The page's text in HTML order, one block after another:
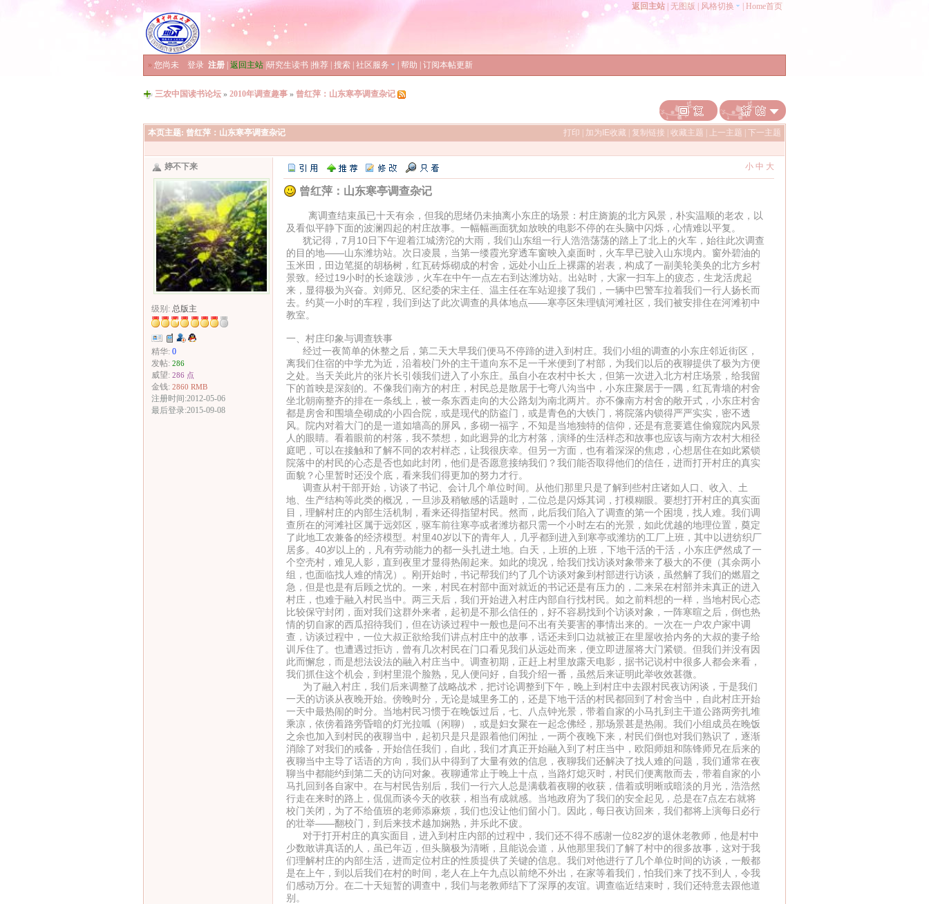
返回主站 无图版 风格切换 Home首页
» 您尚未 登录 注册 返回主站 研究生读书 推荐 搜索 社区服务 帮助 订阅本帖更新
三农中国读书论坛 » 2010年调查趣事 » 曾红萍：山东寒亭调查杂记
本页主题: 曾红萍：山东寒亭调查杂记 打印 | 加为IE收藏 | 复制链接 |收藏主题 | 上一主题 |下一主题
婷不下来
级别: 总版主
精华: 0
发帖: 286
威望: 286 点
金钱: 2860 RMB
注册时间:2012-05-06
最后登录:2015-09-08
小 中 大
曾红萍：山东寒亭调查杂记
离调查结束虽已十天有余，但我的思绪仍未抽离小东庄的场景：村庄旖旎的北方风景，朴实温顺的老农，以
及看似平静下面的波澜四起的村庄故事。一幅幅画面犹如放映的电影不停的在头脑中闪烁，心情难以平复。
犹记得，7月10日下午迎着江城滂沱的大雨，我们山东组一行人浩浩荡荡的踏上了北上的火车，始往此次调查
的目的地——山东潍坊站。次日凌晨，当第一缕霞光穿透车窗映入桌面时，火车早已驶入山东境内。窗外碧油的
玉米田，田边笔挺的胡杨树，红瓦砖烁砌成的村舍，远处小山丘上裸露的岩表，构成了一副美轮美奂的北方乡村
景致。经过19小时的长途跋涉，火车在中午一点左右到达潍坊站。出站时，大家一扫车上的疲态，生龙活虎起
来，显得极为兴奋。刘师兄、区纪委的宋主任、温主任在车站迎接了我们，一辆中巴警车拉着我们一行人扬长而
去。约莫一小时的车程，我们到达了此次调查的具体地点——寒亭区朱理镇河滩社区，我们被安排住在河滩初中
教室。
一、村庄印象与调查轶事
经过一夜简单的休整之后，第二天大早我们便马不停蹄的进入到村庄。我们小组的调查的小东庄邻近街区，
离我们住宿的中学尤为近，沿着校门外的主干道向东不足一千米便到了村部，为我们以后的夜聊提供了极为方便
之处。当天关此片的张片长引领我们进入了小东庄。虽自小在农村中长大，但第一次进入北方村庄场景，给我留
下的首映是深刻的。不像我们南方的村庄，村民总是散居于七弯八沟当中，小东庄聚居于一隅，红瓦青墙的村舍
坐北朝南整齐的排在一条线上，被一条东西走向的大公路划为南北两片。亦不像南方村舍的敞开式，小东庄村舍
都是房舍和围墙垒砌成的小四合院，或是现代的防盗门，或是青色的大铁门，将院落内锁得严严实实，密不透
风。院内对着大门的是一道如墙高的屏风，多砌一福字，不知是当地独特的信仰，还是有意要遮住偷窥院内风景
人的眼睛。看着眼前的村落，我不禁想，如此迥异的北方村落，演绎的生活样态和故事也应该与南方农村大相径
庭吧，可以在接触和了解不同的农村样态，让我很庆幸。但另一方面，也有着深深的焦虑，心想居住在如此紧锁
院落中的村民的心态是否也如此封闭，他们是否愿意接纳我们？我们能否取得他们的信任，进而打开村庄的真实
面貌？心里暂时还没个底，看来我们得更加的努力才行。
调查从村干部开始，访谈了书记、会计几个单位时间。从他们那里只是了解到些村庄诸如人口、收入、土
地、生产结构等此类的概况，一旦涉及稍敏感的话题时，二位总是闪烁其词，打模糊眼。要想打开村庄的真实面
目，理解村庄的内部生活机制，看来还得指望村民。然而，此后我们陷入了调查的第一个困境，找人难。我们调
查所在的河滩社区属于远郊区，驱车前往寒亭或者潍坊都只需一个小时左右的光景，如此优越的地理位置，奠定
了此地工农兼备的经济模型。村里40岁以下的青年人，几乎都到进入到寒亭或潍坊的工厂上班，其中以进纺织厂
居多。40岁以上的，凡有劳动能力的都一头扎进土地。白天，上班的上班，下地干活的干活，小东庄俨然成了一
个空壳村，难见人影，直到夜里才显得热闹起来。如此的境况，给我们找访谈对象带来了极大的不便（其余两小
组，也面临找人难的情况）。刚开始时，书记帮我们约了几个访谈对象到村部进行访谈，虽然解了我们的燃眉之
急，但是也是有后顾之忧的。一来，村民在村部中面对就近的书记还是有压力的，二来呆在村部并未真正的进入
村庄，也难于融入村民当中。两三天后，我们开始进入村庄内部自行找村民。如之前料想的一样，当地村民心态
比较保守封闭，面对我们这群外来者，起初是不那么信任的，好不容易找到个访谈对象，一阵寒暄之后，倒也热
情的切自家的西瓜招待我们，但在访谈过程中一般也是问不出有关要害的事情出来的。一次在一户农户家中调
查，访谈过程中，一位大叔正欲给我们讲点村庄中的故事，话还未到口边就被正在里屋收拾内务的大叔的妻子给
训斥住了。也遭遇过拒访，曾有几次村民在门口看见我们从远处而来，便立即进屋将大门紧锁。但我们并没有因
此而懈怠，而是想法设法的融入村庄当中。调查初期，正赶上村里放露天电影，据书记说村中很多人都会来看，
我们抓住这个机会，到村里混个脸熟，见人便问好，自我介绍一番，虽然后来证明此举收效甚微。
为了融入村庄，我们后来调整了战略战术，把讨论调整到下午，晚上到村庄中去跟村民夜访闲谈，于是我们
一天的访谈从夜晚开始。傍晚时分，无论是城里务工的，还是下地干活的村民都回到了村舍当中，自此村庄开始
一天中最热闹的时分。当地村民习惯于在晚饭过后，七、八点钟光景，带着自家的小马扎到主干道公路两旁扎堆
乘凉，依傍着路旁昏暗的灯光拉呱（闲聊），或是妇女聚在一起念佛经，那场景甚是热闹。我们小组成员在晚饭
之余也加入到村民的夜聊当中，起初只是只是跟着他们闲扯，一两个夜晚下来，村民们倒也对我们熟识了，逐渐
消除了对我们的戒备，开始信任我们，自此，我们才真正开始融入到了村庄当中，欧阳师姐和陈锋师兄在后来的
夜聊当中主导了话语的方向，我们从中得到了大量有效的信息，夜聊我们还解决了找人难的问题，我们通常在夜
聊当中都能约到第二天的访问对象。夜聊通常止于晚上十点，当路灯熄灭时，村民们便离散而去，带着自家的小
马扎回到各自家中。在与村民告别后，我们一行六人总是满载着夜聊的收获，借着或明晰或暗淡的月光，浩浩然
行走在来时的路上，侃侃而谈今天的收获，相当有成就感。当地政府为了我们的安全起见，总是在7点左右就将
校门关闭，为了不给值班的老师添麻烦，我们也没让他们留小门。因此，每日夜访回来，我们都将上演每日必行
的壮举——翻校门，到后来技术越加娴熟，并乐此不疲。
对于打开村庄的真实面目，进入到村庄内部的过程中，我们还不得不感谢一位82岁的退休老教师，他是村中
少数敢讲真话的人，虽已年迈，但头脑极为清晰，且能说会道，从他那里我们了解了村中的很多故事，这对于我
们理解村庄的内部生活，进而定位村庄的性质提供了关键的信息。我们对他进行了几个单位时间的访谈，一般都
是在上午，到以后我们在村的时间，老人在上午九点以前绝不外出，在家等着我们，怕我们来了找不到人，令我
们感动万分。在二十天短暂的调查中，我们与老教师结下了深厚的友谊。调查临近结束时，我们还特意去跟他道
别。